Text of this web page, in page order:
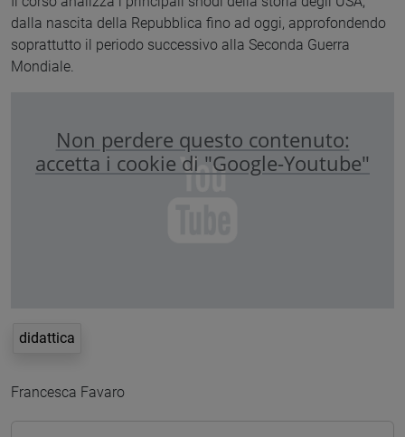
dalla nascita della Repubblica fino ad oggi, approfondendo
soprattutto il periodo successivo alla Seconda Guerra
Mondiale.
Non perdere questo contenuto:
accetta i cookie di "Google-Youtube"
didattica
Francesca Favaro